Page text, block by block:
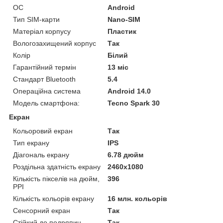
ОС
Android
Тип SIM-карти
Nano-SIM
Матеріал корпусу
Пластик
Вологозахищений корпус
Так
Колір
Білий
Гарантійний термін
13 міс
Стандарт Bluetooth
5.4
Операційна система
Android 14.0
Модель смартфона:
Tecno Spark 30
Екран
Кольоровий екран
Так
Тип екрану
IPS
Діагональ екрану
6.78 дюйм
Роздільна здатність екрану
2460x1080
Кількість пікселів на дюйм,
PPI
396
Кількість кольорів екрану
16 млн. кольорів
Сенсорний екран
Так